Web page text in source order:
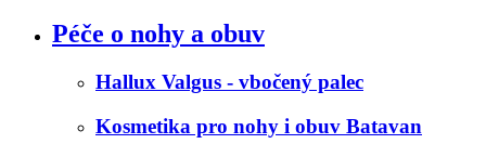
Péče o nohy a obuv
Hallux Valgus - vbočený palec
Kosmetika pro nohy i obuv Batavan